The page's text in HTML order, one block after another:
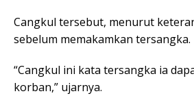
Cangkul tersebut, menurut
sebelum memakamkan tersangka.
“Cangkul ini kata tersangka ia
korban,” ujarnya.